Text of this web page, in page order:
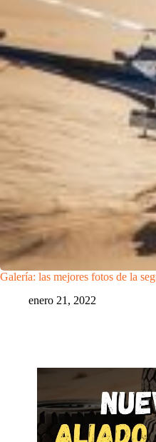
Galería: las mejores fotos de la
enero 21, 2022